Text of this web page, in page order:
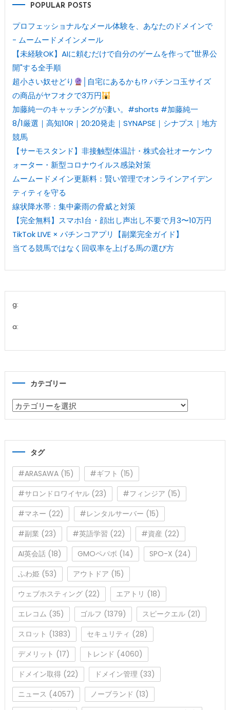
POPULAR POSTS
プロフェッショナルなメール体験を、あなたのドメインで
- ムームードメインメール
【未経験OK】AIに頼むだけで自分のゲームを作って"世界公
開"する全手順
超小さい奴せどり
│自宅にあるかも!? パチンコ玉サイズ
の商品がヤフオクで3万円
加藤純一のキャッチングが凄い。#shorts #加藤純一
8/1厳選｜高知10R｜20:20発走｜SYNAPSE｜シナプス｜地方
競馬
【サーモスタンド】非接触型体温計・株式会社オーケンウ
ォーター・新型コロナウイルス感染対策
ムームードメイン更新料：賢い管理でオンラインアイデン
ティティを守る
線状降水帯：集中豪雨の脅威と対策
【完全無料】スマホ1台・顔出し声出し不要で月3〜10万円
TikTok LIVE × パチンコアプリ【副業完全ガイド】
当てる競馬ではなく回収率を上げる馬の選び方
g:
a:
カテゴリー
カ
テ
タグ
#ARASAWA(15) #ギフト (15)
#サロンドロワイヤル(23) #フィンジア (15)
#マネー (22) #レンタルサーバー (15)
#副業 (23) #英語学習 (22) #資産 (22)
AI英会話(18) GMOペパボ (14) SPO-X (24)
ふわ姫 (53) アウトドア (15)
ウェブホスティング(22) エアトリ (18)
エレコム (35) ゴルフ (1379) スピークエル(21)
スロット (1383) セキュリティ (28)
デメリット (17) トレンド (4060)
ドメイン取得(22) ドメイン管理 (33)
ニュース (4057) ノーブランド (13)